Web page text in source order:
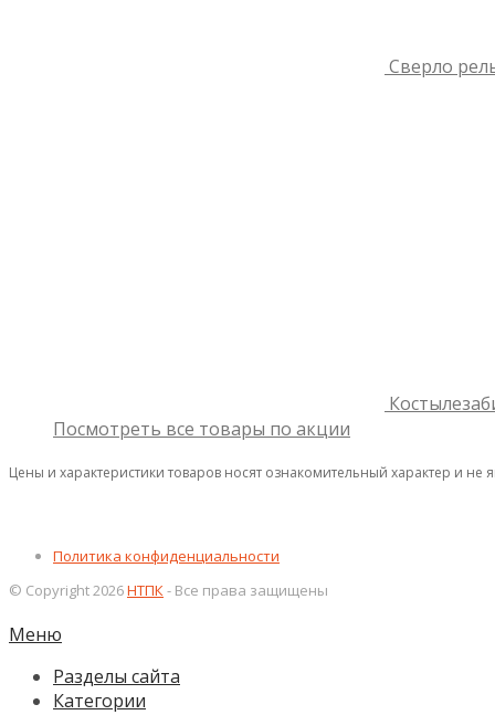
Сверло
Посмотреть все товары по акции
Цены и характеристики товаров носят ознакомительный характер и не
Политика конфиденциальности
© Copyright 2026НТПК- Все права защищены
Меню
Разделы сайта
Категории